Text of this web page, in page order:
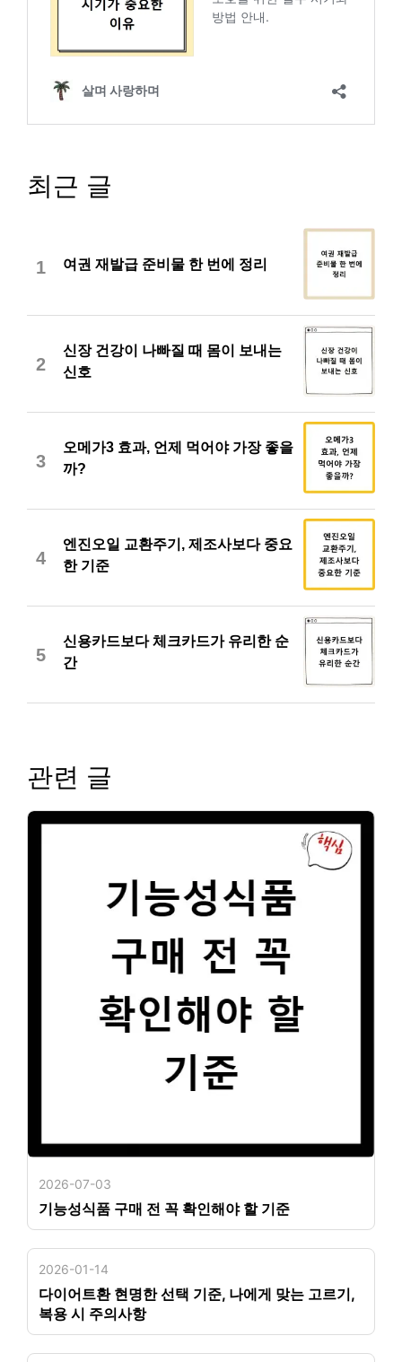
최근 글
1 여권 재발급 준비물 한 번에 정리
2
신장 건강이 나빠질 때 몸이 보내는
신호
3
오메가3 효과, 언제 먹어야 가장 좋을
까?
4
엔진오일 교환주기, 제조사보다 중요
한 기준
5
신용카드보다 체크카드가 유리한 순
간
관련 글
2026-07-03
기능성식품 구매 전 꼭 확인해야 할 기준
2026-01-14
다이어트환 현명한 선택 기준, 나에게 맞는 고르기,
복용 시 주의사항